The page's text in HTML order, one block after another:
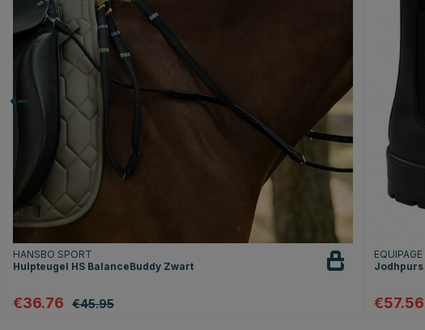
HANSBO SPORT
Hulpteugel HS BalanceBuddy Zwart
€36.76 €45.95
EQUIPAGE
Jodhpurs
€57.56